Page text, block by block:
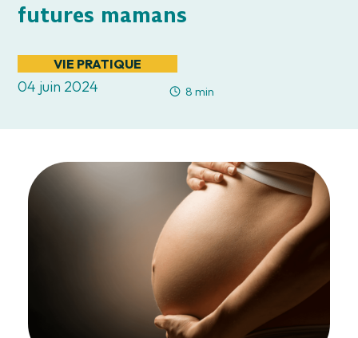
futures mamans
VIE PRATIQUE
04 juin 2024 8 min